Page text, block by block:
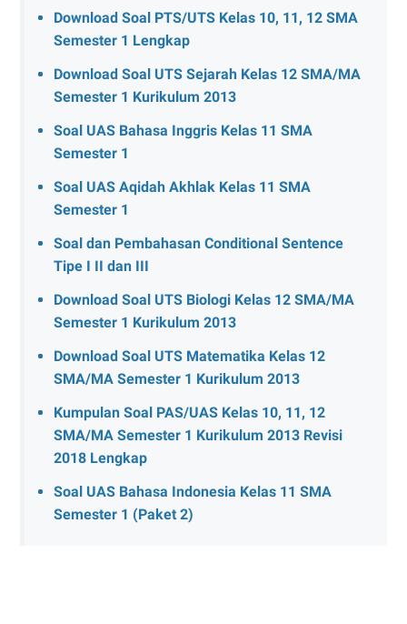
Download Soal PTS/UTS Kelas 10, 11, 12 SMA
Semester 1 Lengkap
Download Soal UTS Sejarah Kelas 12 SMA/MA
Semester 1 Kurikulum 2013
Soal UAS Bahasa Inggris Kelas 11 SMA
Semester 1
Soal UAS Aqidah Akhlak Kelas 11 SMA
Semester 1
Soal dan Pembahasan Conditional Sentence
Tipe I II dan III
Download Soal UTS Biologi Kelas 12 SMA/MA
Semester 1 Kurikulum 2013
Download Soal UTS Matematika Kelas 12
SMA/MA Semester 1 Kurikulum 2013
Kumpulan Soal PAS/UAS Kelas 10, 11, 12
SMA/MA Semester 1 Kurikulum 2013 Revisi
2018 Lengkap
Soal UAS Bahasa Indonesia Kelas 11 SMA
Semester 1 (Paket 2)